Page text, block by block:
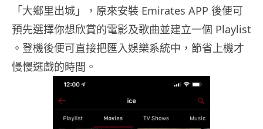
「大鄉里出城」，原來安裝 Emirates APP 後便可
預先選擇你想欣賞的電影及歌曲並建立一個 Playlist
。登機後便可直接把匯入娛樂系統中，節省上機才
慢慢選戲的時間。